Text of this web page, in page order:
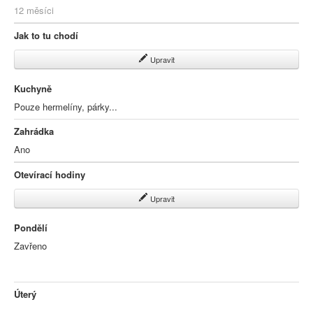
12 měsíci
Jak to tu chodí
Upravit
Kuchyně
Pouze hermelíny, párky...
Zahrádka
Ano
Otevírací hodiny
Upravit
Pondělí
Zavřeno
Úterý